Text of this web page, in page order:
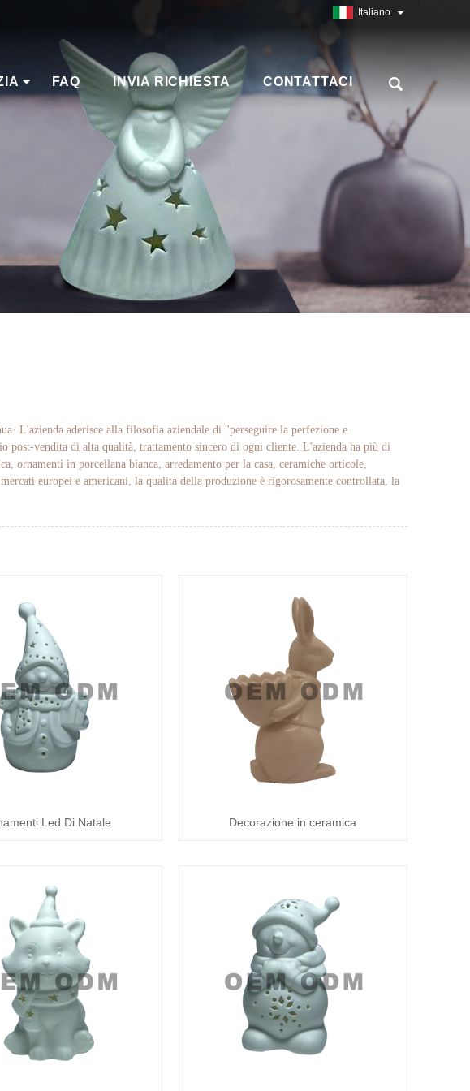
Italiano
FAQ INVIA RICHIESTA CONTATTACI
L'azienda aderisce alla filosofia aziendale di "perseguire la perfezione e
post-vendita di alta qualità, trattamento sincero di ogni cliente. L'azienda ha più di
ornamenti in porcellana bianca, arredamento per la casa, ceramiche orticole,
europei e americani, la qualità della produzione è rigorosamente controllata, la
Led Di Natale Decorazione in ceramica